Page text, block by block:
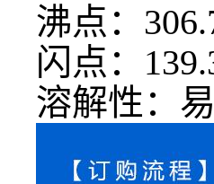
沸点：
闪点：
溶解性：